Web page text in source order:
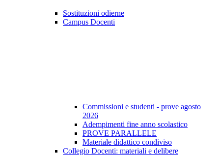
Sostituzioni odierne
Campus Docenti
Commissioni e studenti - prove agosto
2026
Adempimenti fine anno scolastico
PROVE PARALLELE
Materiale didattico condiviso
Collegio Docenti: materiali e delibere